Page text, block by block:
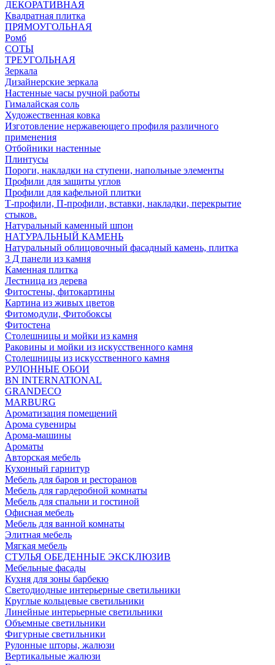
ДЕКОРАТИВНАЯ
Квадратная плитка
ПРЯМОУГОЛЬНАЯ
Ромб
СОТЫ
ТРЕУГОЛЬНАЯ
Зеркала
Дизайнерские зеркала
Настенные часы ручной работы
Гималайская соль
Художественная ковка
Изготовление нержавеющего профиля различного
применения
Отбойники настенные
Плинтусы
Пороги, накладки на ступени, напольные элементы
Профили для защиты углов
Профили для кафельной плитки
Т-профили, П-профили, вставки, накладки, перекрытие
стыков.
Натуральный каменный шпон
НАТУРАЛЬНЫЙ КАМЕНЬ
Натуральный облицовочный фасадный камень, плитка
3 Д панели из камня
Каменная плитка
Лестница из дерева
Фитостены, фитокартины
Картина из живых цветов
Фитомодули, Фитобоксы
Фитостена
Столешницы и мойки из камня
Раковины и мойки из искусственного камня
Столешницы из искусственного камня
РУЛОННЫЕ ОБОИ
BN INTERNATIONAL
GRANDECO
MARBURG
Ароматизация помещений
Арома сувениры
Арома-машины
Ароматы
Авторская мебель
Кухонный гарнитур
Мебель для баров и ресторанов
Мебель для гардеробной комнаты
Мебель для спальни и гостиной
Офисная мебель
Мебель для ванной комнаты
Элитная мебель
Мягкая мебель
СТУЛЬЯ ОБЕДЕННЫЕ ЭКСКЛЮЗИВ
Мебельные фасады
Кухня для зоны барбекю
Светодиодные интерьерные светильники
Круглые кольцевые светильники
Линейные интерьерные светильники
Объемные светильники
Фигурные светильники
Рулонные шторы, жалюзи
Вертикальные жалюзи